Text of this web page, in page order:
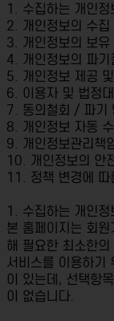
1. 수집하는 개인
2. 개인정보의 수집
3. 개인정보의 보
4. 개인정보의 파기
5. 개인정보 제공
6. 이용자 및 법정
7. 동의철회 / 파기
8. 개인정보 자동
9. 개인정보관리책
10. 개인정보의 안
11. 정책 변경에 따
1. 수집하는 개인
본 홈페이지는 회
해 필요한 최소한
서비스를 이용하기
이 있는데, 선택항
이 없습니다.